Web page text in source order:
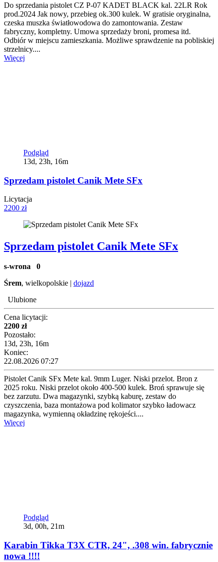
Do sprzedania pistolet CZ P-07 KADET BLACK kal. 22LR Rok
prod.2024 Jak nowy, przebieg ok.300 kulek. W gratisie oryginalna,
czeska muszka światłowodowa do zamontowania. Zestaw
fabryczny, kompletny. Umowa sprzedaży broni, promesa itd.
Odbiór w miejscu zamieszkania. Możliwe sprawdzenie na pobliskiej
strzelnicy....
Więcej
Podgląd
13d, 23h, 16m
Sprzedam pistolet Canik Mete SFx
Licytacja
2200 zł
Sprzedam pistolet Canik Mete SFx
s-wrona 0
Śrem, wielkopolskie | dojazd
Ulubione
Cena licytacji:
2200 zł
Pozostało:
13d, 23h, 16m
Koniec:
22.08.2026 07:27
Pistolet Canik SFx Mete kal. 9mm Luger. Niski przelot. Bron z
2025 roku. Niski przelot około 400-500 kulek. Broń sprawuje się
bez zarzutu. Dwa magazynki, szybką kaburę, zestaw do
czyszczenia, baza montażowa pod kolimator szybko ładowacz
magazynka, wymienną okładzinę rękojeści....
Więcej
Podgląd
3d, 00h, 21m
Karabin Tikka T3X CTR, 24", .308 win. fabrycznie
nowa !!!!